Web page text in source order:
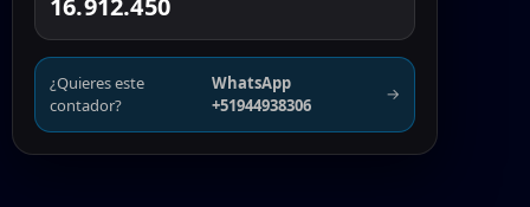
16.912.450
¿Quieres este
contador?
WhatsApp
+51944938306
→